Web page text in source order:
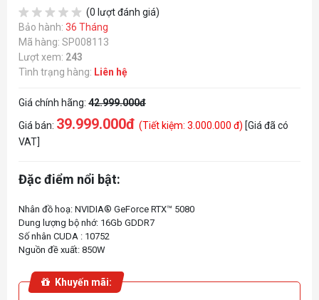
(0 lượt đánh giá)
Bảo hành: 36 Tháng
Mã hàng: SP008113
Lượt xem: 243
Tình trạng hàng: Liên hệ
Giá chính hãng: 42.999.000đ
Giá bán: 39.999.000đ (Tiết kiệm: 3.000.000 đ) [Giá đã có
VAT]
Đặc điểm nổi bật:
Nhân đồ hoạ: NVIDIA® GeForce RTX™ 5080
Dung lượng bộ nhớ: 16Gb GDDR7
Số nhân CUDA : 10752
Khuyến mãi: